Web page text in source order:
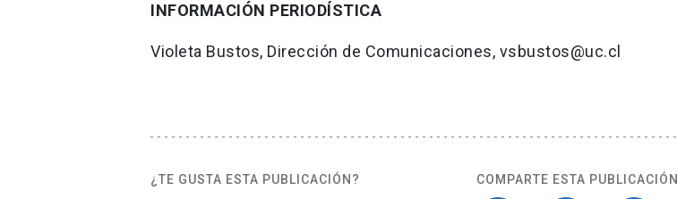
INFORMACIÓN PERIODÍSTICA
Violeta Bustos, Dirección de Comunicaciones, vsbustos@uc.cl
¿TE GUSTA ESTA PUBLICACIÓN? COMPARTE ESTA PUBLICACIÓN